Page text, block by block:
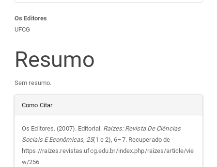
Conteúdo
do
artigo
principal
Os Editores
UFCG
Resumo
Sem resumo.
Detalhes
do
artigo
Como Citar
Os Editores. (2007). Editorial. Raízes: Revista De Ciências
Sociais E Econômicas, 25(1 e 2), 6–7. Recuperado de
https://raizes.revistas.ufcg.edu.br/index.php/raizes/article/vie
w/256